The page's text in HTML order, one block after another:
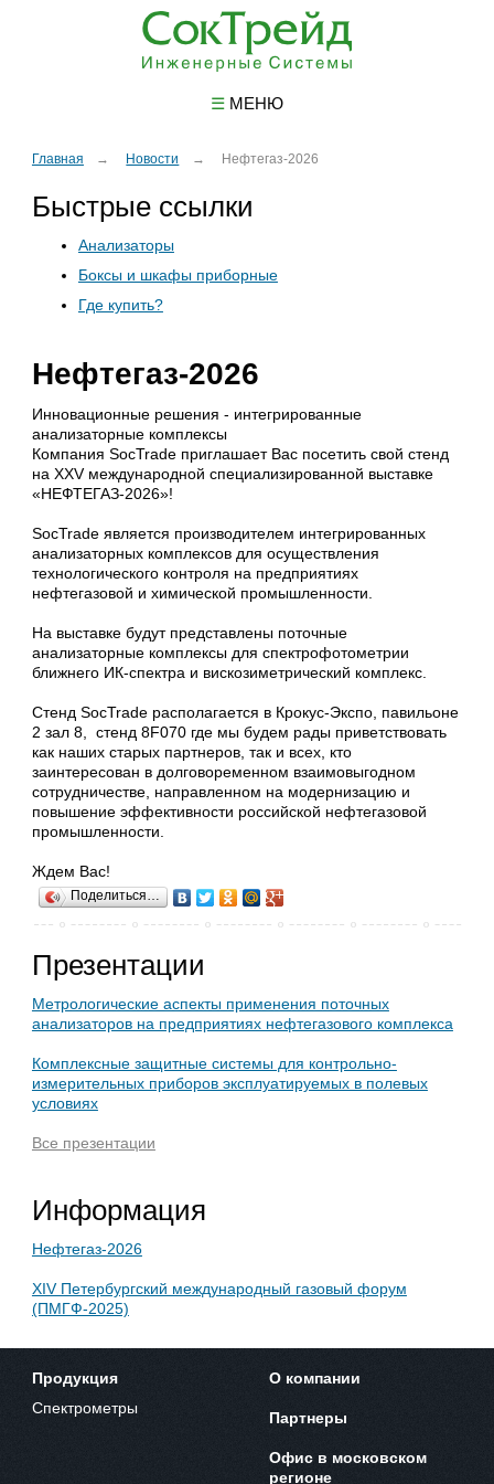
☰МЕНЮ
Главная Новости Нефтегаз-2026
Быстрые ссылки
Анализаторы
Боксы и шкафы приборные
Где купить?
Нефтегаз-2026
Инновационные решения - интегрированные
анализаторные комплексы
Компания SocTrade приглашает Вас посетить свой стенд
на XXV международной специализированной выставке
«НЕФТЕГАЗ-2026»!
SocTrade является производителем интегрированных
анализаторных комплексов для осуществления
технологического контроля на предприятиях
нефтегазовой и химической промышленности.
На выставке будут представлены поточные
анализаторные комплексы для спектрофотометрии
ближнего ИК-спектра и вискозиметрический комплекс.
Стенд SocTrade располагается в Крокус-Экспо, павильоне
2 зал 8, стенд 8F070 где мы будем рады приветствовать
как наших старых партнеров, так и всех, кто
заинтересован в долговоременном взаимовыгодном
сотрудничестве, направленном на модернизацию и
повышение эффективности российской нефтегазовой
промышленности.
Ждем Вас!
Поделиться…
Презентации
Метрологические аспекты применения поточных
анализаторов на предприятиях нефтегазового комплекса
Комплексные защитные системы для контрольно-
измерительных приборов эксплуатируемых в полевых
условиях
Все презентации
Информация
Нефтегаз-2026
XIV Петербургский международный газовый форум
(ПМГФ-2025)
Продукция
Спектрометры
О компании
Партнеры
Офис в московском
регионе